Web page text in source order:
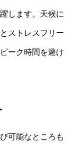
します。天候に
ストレスフリー
ーク時間を避け
可能なところも